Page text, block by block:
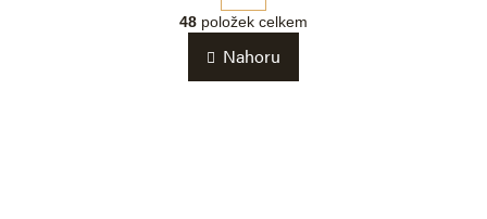
v
l
á
d
á
n
k
48 položek celkem
Nahoru